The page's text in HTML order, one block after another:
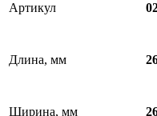
Артикул
Длина, мм
Ширина, мм